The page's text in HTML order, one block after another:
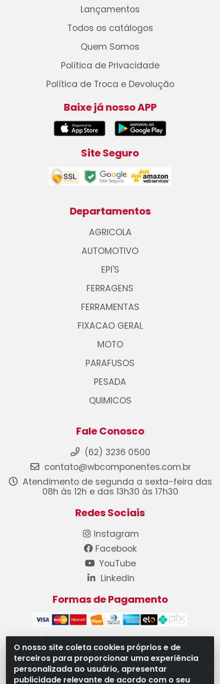
O nosso site coleta cookies próprios e de
terceiros para proporcionar uma experiência
personalizada ao usuário, apresentar
publicidade relevante de acordo com o seu
Lançamentos
Todos os catálogos
Quem Somos
Política de Privacidade
Política de Troca e Devolução
Baixe já nosso APP
Site Seguro
Departamentos
AGRICOLA
AUTOMOTIVO
EPI'S
FERRAGENS
FERRAMENTAS
FIXACAO GERAL
MOTO
PARAFUSOS
PESADA
QUIMICOS
Fale Conosco
(62) 3236 0500
contato@wbcomponentes.com.br
Atendimento de segunda a sexta-feira das
08h às 12h e das 13h30 às 17h30
Redes Sociais
Instagram
Facebook
YouTube
Linkedin
Formas de Pagamento
WB Componentes Automotivos LTDA - CNPJ
08.528.393/0001-12 - Rua do Níquel, 667 - Parque
Oeste Industrial, Goiânia/GO - CEP 74375-660